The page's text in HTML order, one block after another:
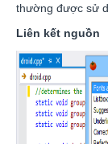
thường được sử
Liên kết nguồn